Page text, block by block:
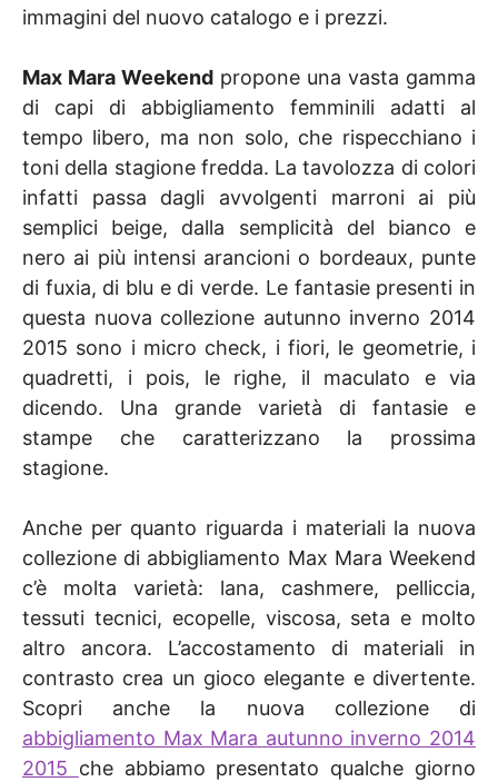
immagini del nuovo catalogo e i prezzi.
Max Mara Weekend propone una vasta gamma
di capi di abbigliamento femminili adatti al
tempo libero, ma non solo, che rispecchiano i
toni della stagione fredda. La tavolozza di colori
infatti passa dagli avvolgenti marroni ai più
semplici beige, dalla semplicità del bianco e
nero ai più intensi arancioni o bordeaux, punte
di fuxia, di blu e di verde. Le fantasie presenti in
questa nuova collezione autunno inverno 2014
2015 sono i micro check, i fiori, le geometrie, i
quadretti, i pois, le righe, il maculato e via
dicendo. Una grande varietà di fantasie e
stampe che caratterizzano la prossima
stagione.
Anche per quanto riguarda i materiali la nuova
collezione di abbigliamento Max Mara Weekend
c’è molta varietà: lana, cashmere, pelliccia,
tessuti tecnici, ecopelle, viscosa, seta e molto
altro ancora. L’accostamento di materiali in
contrasto crea un gioco elegante e divertente.
Scopri anche la nuova collezione di
abbigliamento Max Mara autunno inverno 2014
2015 che abbiamo presentato qualche giorno